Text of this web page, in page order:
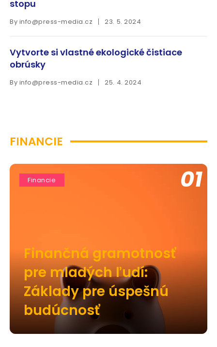
stopu
By info@press-media.cz 23. 5. 2024
Vytvorte si vlastné ekologické čistiace
obrúsky
By info@press-media.cz 25. 4. 2024
FINANCIE
Financie 01
Finančná gramotnosť
pre mladých ľudí:
Základy pre úspešnú
budúcnosť